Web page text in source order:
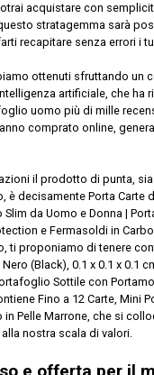
Compralo su Amazon.it
Scopri l'offerta
resistente preferita puoi
La sorpresa
realizzato
è adatto a uomini di tutte
piacere, può
Oltre alla cintura in pelle e
fatti a mano nella
ed elegante, sarà la
DEL CLIENTE AL
in Egitto.
regalo per uomo tanto
dei nostri prodotti per
di restituire i tuoi
o un rimborso
regali da uomo
a ogni uomo,
te stesso, figlio, capo,
festa del papà,
acquistare con
stratagemma sarà
recapitare senza errori i
ottenuti sfruttando un
artificiale, che ha
uomo più di mille
comprato online,
il prodotto di punta,
decisamente Porta Carte
da Uomo e Donna |
e Fermasoldi in
ti proponiamo di tenere
(Black), 0.1 x 0.1 x 0.1
Sottile con
Fino a 12 Carte, Mini
in Pelle Marrone, che si
nostra scala di valori.